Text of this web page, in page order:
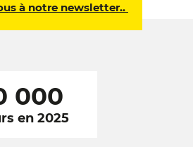
à notre newsletter..
000
en 2025